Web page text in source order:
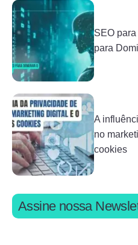
SEO
para
A
no
cookies
Assine nossa